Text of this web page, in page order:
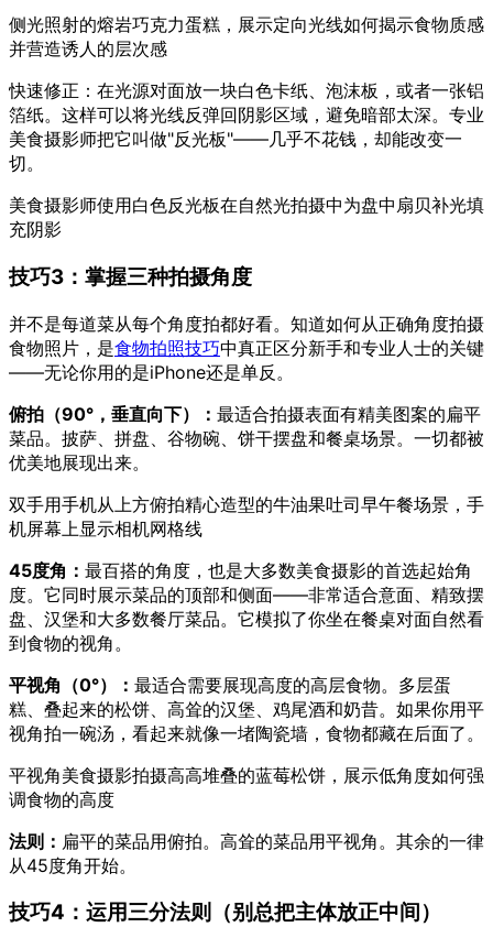
侧光照射的熔岩巧克力蛋糕，展示定向光线如何揭示食物质感
并营造诱人的层次感
快速修正：在光源对面放一块白色卡纸、泡沫板，或者一张铝
箔纸。这样可以将光线反弹回阴影区域，避免暗部太深。专业
美食摄影师把它叫做"反光板"——几乎不花钱，却能改变一
切。
美食摄影师使用白色反光板在自然光拍摄中为盘中扇贝补光填
充阴影
技巧3：掌握三种拍摄角度
并不是每道菜从每个角度拍都好看。知道如何从正确角度拍摄
食物照片，是食物拍照技巧中真正区分新手和专业人士的关键
——无论你用的是iPhone还是单反。
俯拍（90°，垂直向下）： 最适合拍摄表面有精美图案的扁平
菜品。披萨、拼盘、谷物碗、饼干摆盘和餐桌场景。一切都被
优美地展现出来。
双手用手机从上方俯拍精心造型的牛油果吐司早午餐场景，手
机屏幕上显示相机网格线
45度角： 最百搭的角度，也是大多数美食摄影的首选起始角
度。它同时展示菜品的顶部和侧面——非常适合意面、精致摆
盘、汉堡和大多数餐厅菜品。它模拟了你坐在餐桌对面自然看
到食物的视角。
平视角（0°）： 最适合需要展现高度的高层食物。多层蛋
糕、叠起来的松饼、高耸的汉堡、鸡尾酒和奶昔。如果你用平
视角拍一碗汤，看起来就像一堵陶瓷墙，食物都藏在后面了。
平视角美食摄影拍摄高高堆叠的蓝莓松饼，展示低角度如何强
调食物的高度
法则： 扁平的菜品用俯拍。高耸的菜品用平视角。其余的一律
从45度角开始。
技巧4：运用三分法则（别总把主体放正中间）